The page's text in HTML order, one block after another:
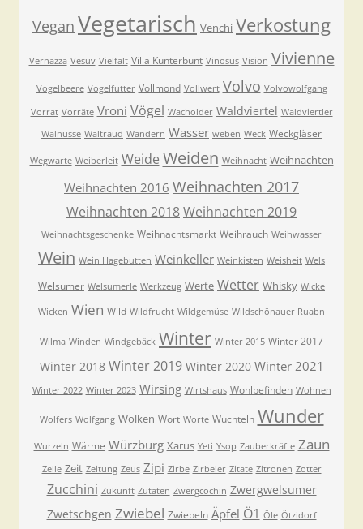
Vegan Vegetarisch Venchi Verkostung
Vernazza Vesuv Vielfalt Villa Kunterbunt Vinosus Vision Vivienne
Vogelbeere Vogelfutter Vollmond Vollwert Volvo Volvowolfgang
Vorrat Vorräte Vroni Vögel Wacholder Waldviertel Waldviertler
Walnüsse Waltraud Wandern Wasser weben Weck Weckgläser
Wegwarte Weiberleit Weide Weiden Weihnacht Weihnachten
Weihnachten 2016 Weihnachten 2017
Weihnachten 2018Weihnachten 2019
Weihnachtsgeschenke Weihnachtsmarkt Weihrauch Weihwasser
Wein Wein Hagebutten Weinkeller Weinkisten Weisheit Wels
Welsumer Welsumerle Werkzeug Werte Wetter Whisky Wicke
Wicken Wien Wild Wildfrucht Wildgemüse Wildschönauer Ruabn
Wilma Winden Windgebäck Winter Winter 2015 Winter 2017
Winter 2018 Winter 2019 Winter 2020 Winter 2021
Winter 2022 Winter 2023 Wirsing Wirtshaus Wohlbefinden Wohnen
Wolfers Wolfgang Wolken Wort Worte Wuchteln Wunder
Wurzeln Wärme Würzburg Xarus Yeti Ysop Zauberkräfte Zaun
Zeile Zeit Zeitung Zeus Zipi Zirbe Zirbeler Zitate Zitronen Zotter
Zucchini Zukunft Zutaten Zwergcochin Zwergwelsumer
Zwetschgen Zwiebel Zwiebeln Äpfel Ö1 Öle Ötzidorf